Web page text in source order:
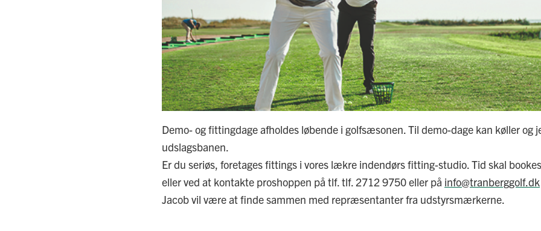
PERSONALE
Demo- og fittingdage afholdes løbende i golfsæsonen. Til demo-dage kan køller og
udslagsbanen.
Er du seriøs, foretages fittings i vores lækre indendørs fitting-studio. Tid skal
eller ved at kontakte proshoppen på tlf. tlf. 2712 9750 eller på info@tranberggolf.dk
Jacob vil være at finde sammen med repræsentanter fra udstyrsmærkerne.